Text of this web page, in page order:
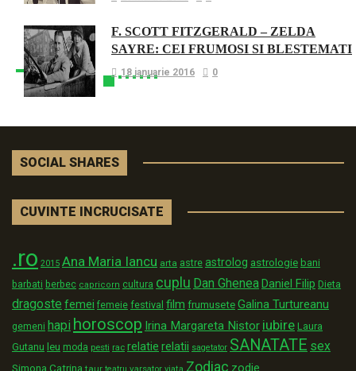
F. SCOTT FITZGERALD – ZELDA
SAYRE: CEI FRUMOSI SI BLESTEMATI
18 ianuarie 2016 0
SOCIAL SHARES
CUVINTE INCRUCISATE
.ro 2015 Ana Maria Iancu arta astre astrolog astrologie bani
barbati berbec capricorn cultura cuplu Dan GheneaDaniel Filip Dieta
dragoste femei femeie festival film frumusete Galina Turtureanu
gemeni hapi horoscop Irina Margareta Nistor iubire Laura
Gutanu leu moda pesti rac relatie relatii sagetator SANATATE sex
Simona Catrina taur varsator Zodiac zodie